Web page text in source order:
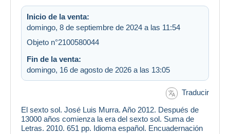
Inicio de la venta:
domingo, 8 de septiembre de 2024 a las 11:54
Objeto n°2100580044
Fin de la venta:
domingo, 16 de agosto de 2026 a las 13:05
Traducir
El sexto sol. José Luis Murra. Año 2012. Después de
13000 años comienza la era del sexto sol. Suma de
Letras. 2010. 651 pp. Idioma español. Encuadernación